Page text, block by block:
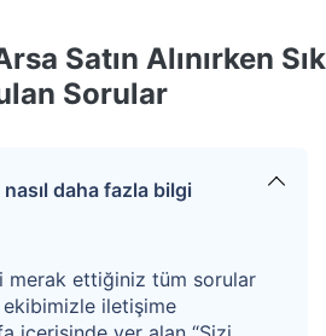
mevcut değildir.
Kat, TAKS: 0,20, KAKS: 0,40,
taşınmazın güncel imar
Satın Alınırken Sık
Sorular
daha fazla bilgi
merak ettiğiniz tüm sorular
iletişime